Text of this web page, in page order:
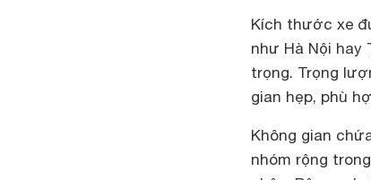
Kích thước xe
như Hà Nội hay
trọng. Trọng
gian hẹp, phù
Không gian
nhóm rộng